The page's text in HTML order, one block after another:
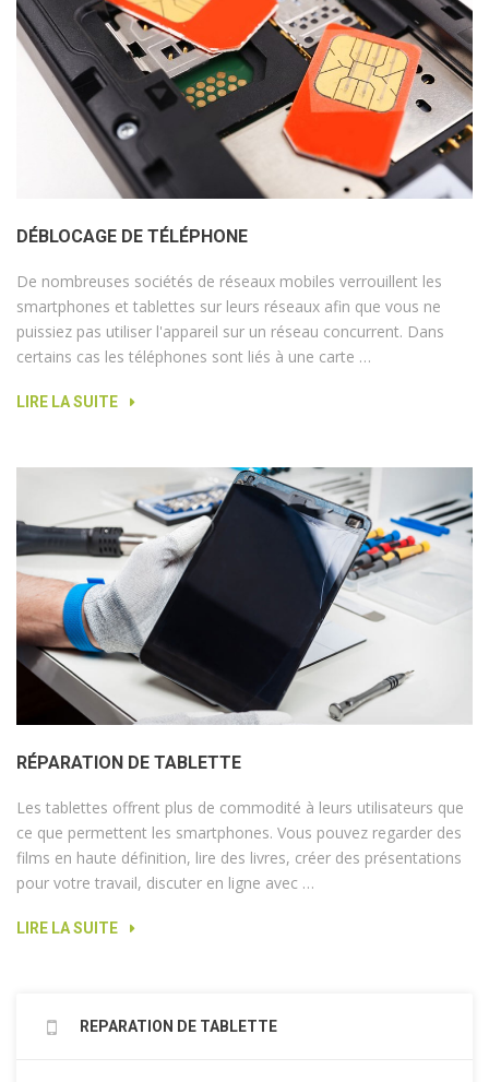
DÉBLOCAGE DE TÉLÉPHONE
De nombreuses sociétés de réseaux mobiles verrouillent les
smartphones et tablettes sur leurs réseaux afin que vous ne
puissiez pas utiliser l'appareil sur un réseau concurrent. Dans
certains cas les téléphones sont liés à une carte …
LIRE LA SUITE
RÉPARATION DE TABLETTE
Les tablettes offrent plus de commodité à leurs utilisateurs que
ce que permettent les smartphones. Vous pouvez regarder des
films en haute définition, lire des livres, créer des présentations
pour votre travail, discuter en ligne avec …
LIRE LA SUITE
REPARATION DE TABLETTE